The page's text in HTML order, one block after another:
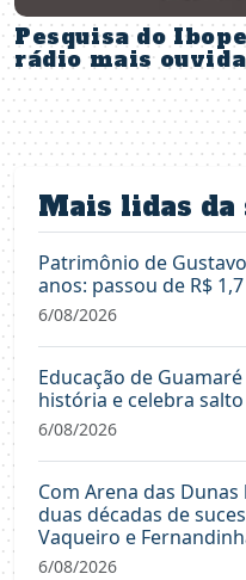
Pesquisa do
rádio mais
Mais lidas da
Patrimônio de
anos: passou de R$
6/08/2026
Educação de
história e celebra
6/08/2026
Com Arena das
duas décadas de
Vaqueiro e
6/08/2026